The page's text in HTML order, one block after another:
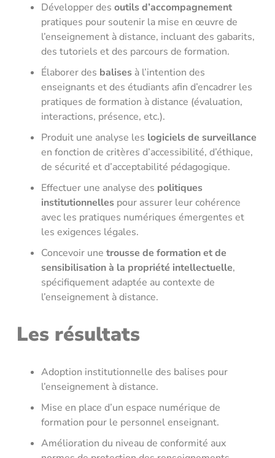
Développer des outils d’accompagnement
pratiques pour soutenir la mise en œuvre de
l’enseignement à distance, incluant des gabarits,
des tutoriels et des parcours de formation.
Élaborer des balises à l’intention des
enseignants et des étudiants afin d’encadrer les
pratiques de formation à distance (évaluation,
interactions, présence, etc.).
Produit une analyse les logiciels de surveillance
en fonction de critères d’accessibilité, d’éthique,
de sécurité et d’acceptabilité pédagogique.
Effectuer une analyse des politiques
institutionnellespour assurer leur cohérence
avec les pratiques numériques émergentes et
les exigences légales.
Concevoir une trousse de formation et de
sensibilisation à la propriété intellectuelle,
spécifiquement adaptée au contexte de
l’enseignement à distance.
Les résultats
Adoption institutionnelle des balises pour
l’enseignement à distance.
Mise en place d’un espace numérique de
formation pour le personnel enseignant.
Amélioration du niveau de conformité aux